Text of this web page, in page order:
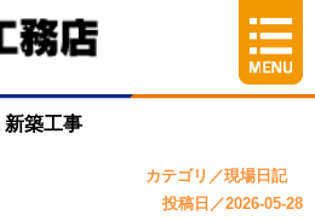
築工事
カテゴリ／現場日記
投稿日／2026-05-28